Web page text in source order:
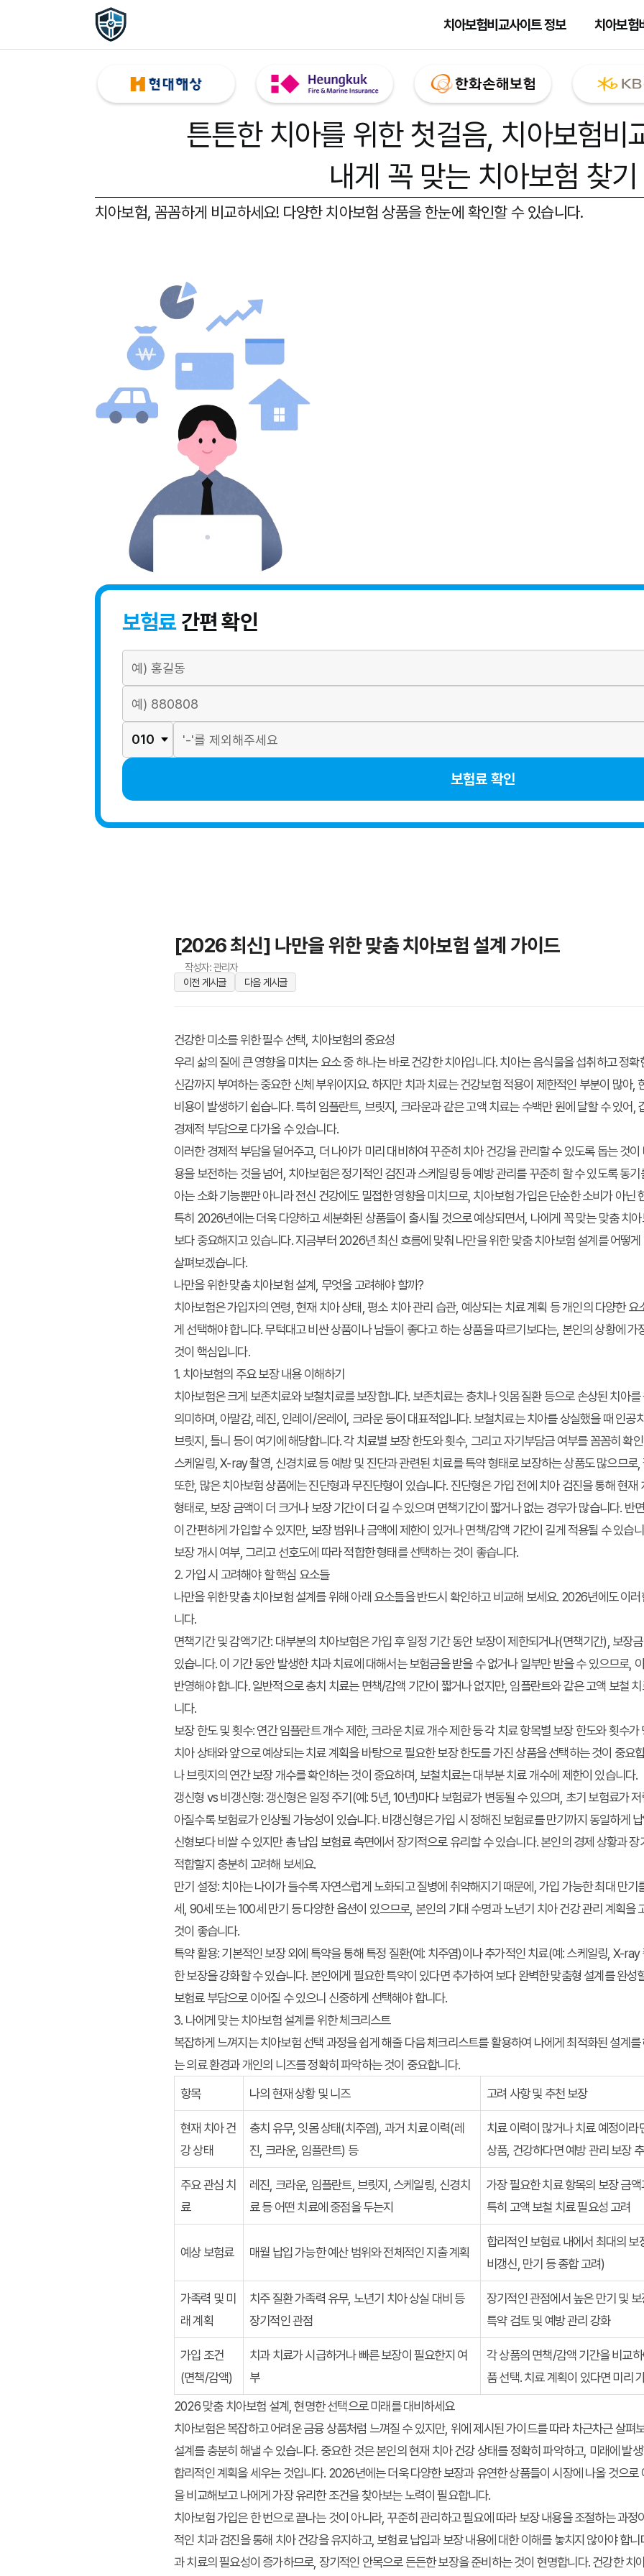
치아보험비교사이트 정보 치아보험
튼튼한 치아를 위한 첫걸음, 치아보험비
내게 꼭 맞는 치아보험 찾기
치아보험, 꼼꼼하게 비교하세요! 다양한 치아보험 상품을 한눈에 확인할 수 있습니다.
보험료간편 확인
보험료 확인
[2026 최신] 나만을 위한 맞춤 치아보험 설계 가이드
작성자: 관리자
이전 게시글
다음 게시글
건강한 미소를 위한 필수 선택, 치아보험의 중요성
우리 삶의 질에 큰 영향을 미치는 요소 중 하나는 바로 건강한 치아입니다. 치아는 음식물을 섭취하고 정
신감까지 부여하는 중요한 신체 부위이지요. 하지만 치과 치료는 건강보험 적용이 제한적인 부분이 많아,
비용이 발생하기 쉽습니다. 특히 임플란트, 브릿지, 크라운과 같은 고액 치료는 수백만 원에 달할 수 있어,
경제적 부담으로 다가올 수 있습니다.
이러한 경제적 부담을 덜어주고, 더 나아가 미리 대비하여 꾸준히 치아 건강을 관리할 수 있도록 돕는 것
용을 보전하는 것을 넘어, 치아보험은 정기적인 검진과 스케일링 등 예방 관리를 꾸준히 할 수 있도록 동
아는 소화 기능뿐만 아니라 전신 건강에도 밀접한 영향을 미치므로, 치아보험 가입은 단순한 소비가 아닌
특히 2026년에는 더욱 다양하고 세분화된 상품들이 출시될 것으로 예상되면서, 나에게 꼭 맞는 맞춤 치
보다 중요해지고 있습니다. 지금부터 2026년 최신 흐름에 맞춰 나만을 위한 맞춤 치아보험 설계를 어떻
살펴보겠습니다.
나만을 위한 맞춤 치아보험 설계, 무엇을 고려해야 할까?
치아보험은 가입자의 연령, 현재 치아 상태, 평소 치아 관리 습관, 예상되는 치료 계획 등 개인의 다양한
게 선택해야 합니다. 무턱대고 비싼 상품이나 남들이 좋다고 하는 상품을 따르기보다는, 본인의 상황에 가
것이 핵심입니다.
1. 치아보험의 주요 보장 내용 이해하기
치아보험은 크게 보존치료와 보철치료를 보장합니다. 보존치료는 충치나 잇몸 질환 등으로 손상된 치아
의미하며, 아말감, 레진, 인레이/온레이, 크라운 등이 대표적입니다. 보철치료는 치아를 상실했을 때 인공
브릿지, 틀니 등이 여기에 해당합니다. 각 치료별 보장 한도와 횟수, 그리고 자기부담금 여부를 꼼꼼히 확
스케일링, X-ray 촬영, 신경치료 등 예방 및 진단과 관련된 치료를 특약 형태로 보장하는 상품도 많으므로
또한, 많은 치아보험 상품에는 진단형과 무진단형이 있습니다. 진단형은 가입 전에 치아 검진을 통해 현재
형태로, 보장 금액이 더 크거나 보장 기간이 더 길 수 있으며 면책기간이 짧거나 없는 경우가 많습니다. 반
이 간편하게 가입할 수 있지만, 보장 범위나 금액에 제한이 있거나 면책/감액 기간이 길게 적용될 수 있습
보장 개시 여부, 그리고 선호도에 따라 적합한 형태를 선택하는 것이 좋습니다.
2. 가입 시 고려해야 할 핵심 요소들
나만을 위한 맞춤 치아보험 설계를 위해 아래 요소들을 반드시 확인하고 비교해 보세요. 2026년에도 이
니다.
면책기간 및 감액기간: 대부분의 치아보험은 가입 후 일정 기간 동안 보장이 제한되거나(면책기간), 보장
있습니다. 이 기간 동안 발생한 치과 치료에 대해서는 보험금을 받을 수 없거나 일부만 받을 수 있으므로,
반영해야 합니다. 일반적으로 충치 치료는 면책/감액 기간이 짧거나 없지만, 임플란트와 같은 고액 보철
니다.
보장 한도 및 횟수:연간 임플란트 개수 제한, 크라운 치료 개수 제한 등 각 치료 항목별 보장 한도와 횟수
치아 상태와 앞으로 예상되는 치료 계획을 바탕으로 필요한 보장 한도를 가진 상품을 선택하는 것이 중요
나 브릿지의 연간 보장 개수를 확인하는 것이 중요하며, 보철치료는 대부분 치료 개수에 제한이 있습니다.
갱신형 vs 비갱신형:갱신형은 일정 주기(예: 5년, 10년)마다 보험료가 변동될 수 있으며, 초기 보험료가
아질수록 보험료가 인상될 가능성이 있습니다. 비갱신형은 가입 시 정해진 보험료를 만기까지 동일하게
신형보다 비쌀 수 있지만 총 납입 보험료 측면에서 장기적으로 유리할 수 있습니다. 본인의 경제 상황과
적합할지 충분히 고려해 보세요.
만기 설정:치아는 나이가 들수록 자연스럽게 노화되고 질병에 취약해지기 때문에, 가입 가능한 최대 만
세, 90세 또는 100세 만기 등 다양한 옵션이 있으므로, 본인의 기대 수명과 노년기 치아 건강 관리 계획을
것이 좋습니다.
특약 활용:기본적인 보장 외에 특약을 통해 특정 질환(예: 치주염)이나 추가적인 치료(예: 스케일링, X-
한 보장을 강화할 수 있습니다. 본인에게 필요한 특약이 있다면 추가하여 보다 완벽한 맞춤형 설계를 완성
보험료 부담으로 이어질 수 있으니 신중하게 선택해야 합니다.
3. 나에게 맞는 치아보험 설계를 위한 체크리스트
복잡하게 느껴지는 치아보험 선택 과정을 쉽게 해줄 다음 체크리스트를 활용하여 나에게 최적화된 설계
는 의료 환경과 개인의 니즈를 정확히 파악하는 것이 중요합니다.
항목
나의 현재 상황 및 니즈 고려 사항 및 추천 보장
현재 치아 건
강 상태
충치 유무, 잇몸 상태(치주염), 과거 치료 이력(레
진, 크라운, 임플란트) 등
치료 이력이 많거나 치료 예정이
상품, 건강하다면 예방 관리 보장
주요 관심 치
료
레진, 크라운, 임플란트, 브릿지, 스케일링, 신경치
료 등 어떤 치료에 중점을 두는지
가장 필요한 치료 항목의 보장 금
특히 고액 보철 치료 필요성 고려
예상 보험료 매월 납입 가능한 예산 범위와 전체적인 지출 계획
합리적인 보험료 내에서 최대의
비갱신, 만기 등 종합 고려)
가족력 및 미
래 계획
치주 질환 가족력 유무, 노년기 치아 상실 대비 등
장기적인 관점
장기적인 관점에서 높은 만기 및
특약 검토 및 예방 관리 강화
가입 조건
(면책/감액)
치과 치료가 시급하거나 빠른 보장이 필요한지 여
부
각 상품의 면책/감액 기간을 비교
품 선택. 치료 계획이 있다면 미리
2026 맞춤 치아보험 설계, 현명한 선택으로 미래를 대비하세요
치아보험은 복잡하고 어려운 금융 상품처럼 느껴질 수 있지만, 위에 제시된 가이드를 따라 차근차근 살펴
설계를 충분히 해낼 수 있습니다. 중요한 것은 본인의 현재 치아 건강 상태를 정확히 파악하고, 미래에 발
합리적인 계획을 세우는 것입니다. 2026년에는 더욱 다양한 보장과 유연한 상품들이 시장에 나올 것으로
을 비교해보고 나에게 가장 유리한 조건을 찾아보는 노력이 필요합니다.
치아보험 가입은 한 번으로 끝나는 것이 아니라, 꾸준히 관리하고 필요에 따라 보장 내용을 조절하는 과정
적인 치과 검진을 통해 치아 건강을 유지하고, 보험료 납입과 보장 내용에 대한 이해를 놓치지 않아야 합
과 치료의 필요성이 증가하므로, 장기적인 안목으로 든든한 보장을 준비하는 것이 현명합니다. 건강한 치